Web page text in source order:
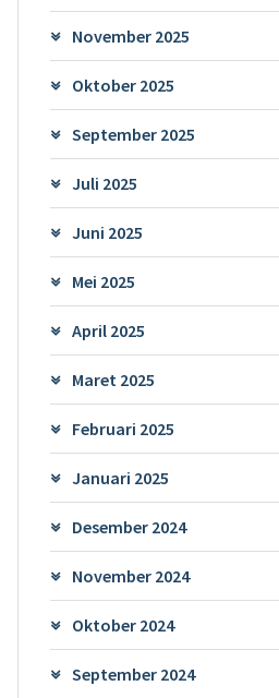
November 2025
Oktober 2025
September 2025
Juli 2025
Juni 2025
Mei 2025
April 2025
Maret 2025
Februari 2025
Januari 2025
Desember 2024
November 2024
Oktober 2024
September 2024